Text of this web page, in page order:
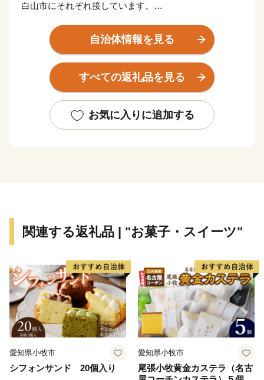
白山市にそれぞれ接しています。
「野々市」という地名は古く、白山比咩神社に伝わる
鎌倉時代終り頃の古文書の中に、水引神人（みずひきじ
にん）と呼ばれる職人たちが「野市」にいたことが記さ
れ、これが野々市の地名の最古の史料とされています。
ち）」が開かれました。
の街並みをはじめとした歴史・文化を感じられるスポッ
力のひとつです。
また、市花木「椿」をテーマにした「花と緑 ののい
ち椿まつり」、市民総出の大きな踊りの輪が広がる
「野々市じょんからまつり」、野々市発信のJAZZイベ
イベントを行っています。
自治体情報を見る
すべての返礼品を見る
お気に入りに追加する
関連する返礼品 | "お菓子・スイーツ"
愛知県小牧市
シフォンサンド 20個入り
愛知県小牧市
尾張小牧黄金カステラ（名古